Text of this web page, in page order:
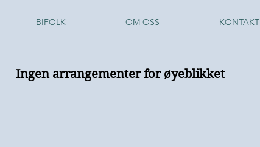
BIFOLK OM OSS KONTAKT
Ingen arrangementer for øyeblikket